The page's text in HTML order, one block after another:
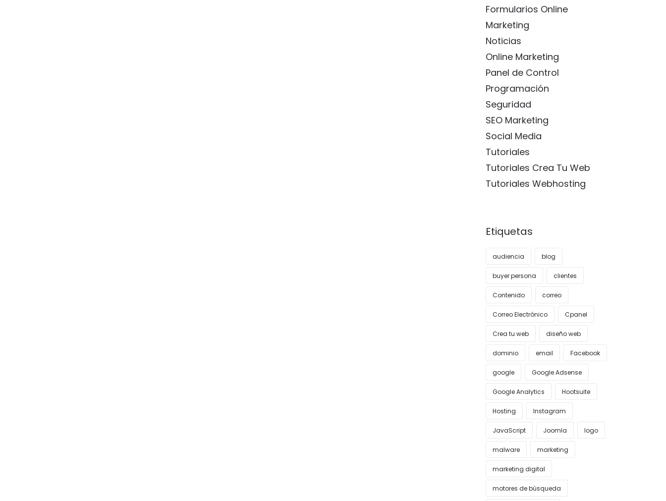
Formularios Online
Marketing
Noticias
Online Marketing
Panel de Control
Programación
Seguridad
SEO Marketing
Social Media
Tutoriales
Tutoriales Crea Tu Web
Tutoriales Webhosting
Etiquetas
audiencia blog
buyer persona clientes
Contenido correo
Correo Electrónico Cpanel
Crea tu web diseño web
dominio email Facebook
google Google Adsense
Google Analytics Hootsuite
Hosting Instagram
JavaScript Joomla logo
malware marketing
marketing digital
motores de búsqueda